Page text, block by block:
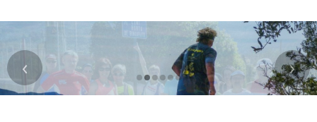
›
‹